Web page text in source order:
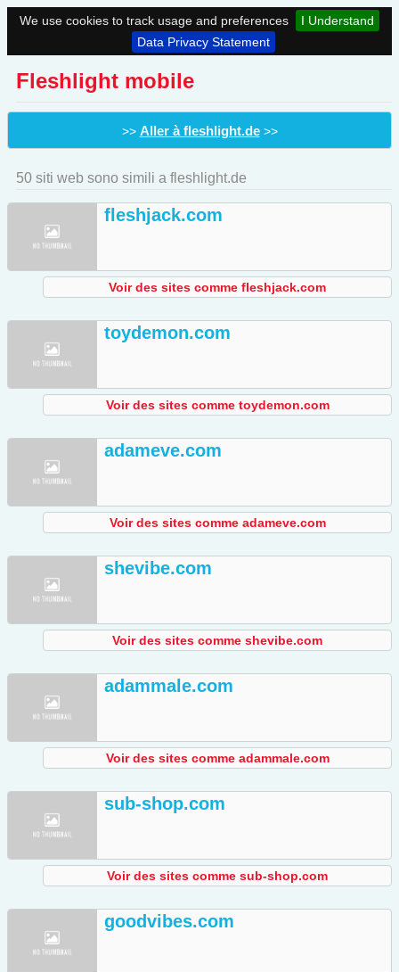
We use cookies to track usage and preferences
I Understand
Data Privacy Statement
Fleshlight mobile
>> Aller à fleshlight.de>>
50 siti web sono simili a fleshlight.de
fleshjack.com
Voir des sites comme fleshjack.com
toydemon.com
Voir des sites comme toydemon.com
adameve.com
Voir des sites comme adameve.com
shevibe.com
Voir des sites comme shevibe.com
adammale.com
Voir des sites comme adammale.com
sub-shop.com
Voir des sites comme sub-shop.com
goodvibes.com